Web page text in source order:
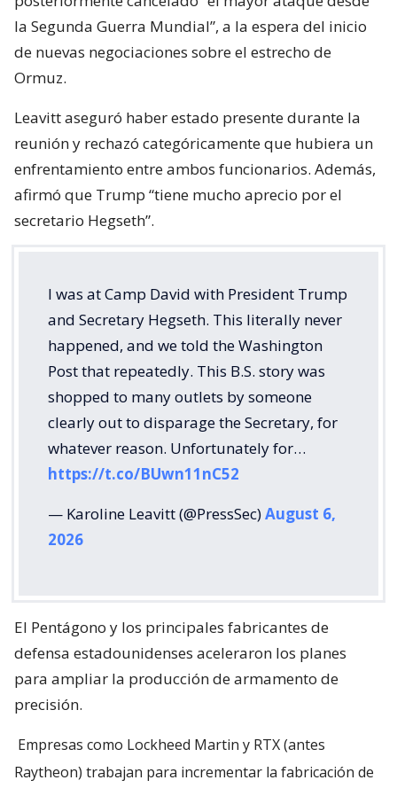
la Segunda Guerra Mundial”, a la espera del inicio
de nuevas negociaciones sobre el estrecho de
Ormuz.
Leavitt aseguró haber estado presente durante la
reunión y rechazó categóricamente que hubiera un
enfrentamiento entre ambos funcionarios. Además,
afirmó que Trump “tiene mucho aprecio por el
secretario Hegseth”.
I was at Camp David with President Trump
and Secretary Hegseth. This literally never
happened, and we told the Washington
Post that repeatedly. This B.S. story was
shopped to many outlets by someone
clearly out to disparage the Secretary, for
whatever reason. Unfortunately for…
https://t.co/BUwn11nC52
— Karoline Leavitt (@PressSec)August 6,
2026
El Pentágono y los principales fabricantes de
defensa estadounidenses aceleraron los planes
para ampliar la producción de armamento de
precisión.
Empresas como Lockheed Martin y RTX (antes
Raytheon) trabajan para incrementar la fabricación de